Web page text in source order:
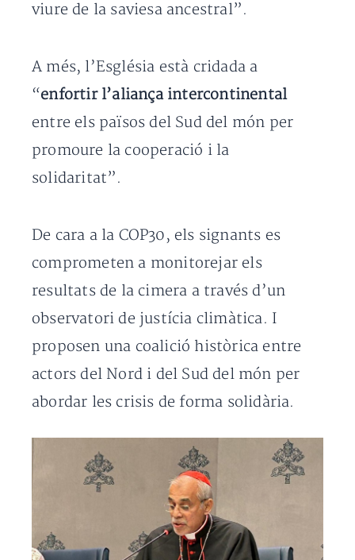
viure de la saviesa ancestral”.
A més, l’Església està cridada a
“enfortir l’aliança intercontinental
entre els països del Sud del món per
promoure la cooperació i la
solidaritat”.
De cara a la COP30, els signants es
comprometen a monitorejar els
resultats de la cimera a través d’un
observatori de justícia climàtica. I
proposen una coalició històrica entre
actors del Nord i del Sud del món per
abordar les crisis de forma solidària.